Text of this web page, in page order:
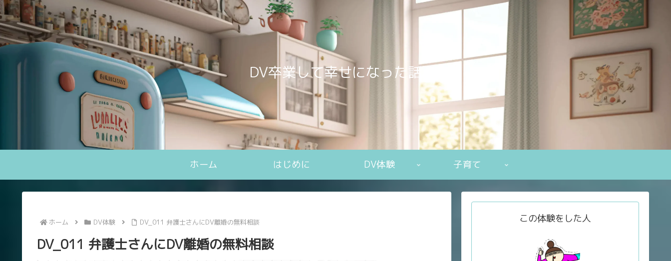
DV卒業して幸せになった話
ホーム はじめに DV体験 子育て
ホーム DV体験 DV_011 弁護士さんにDV離婚の無料相談
DV_011 弁護士さんにDV離婚の無料相談
この体験をした人